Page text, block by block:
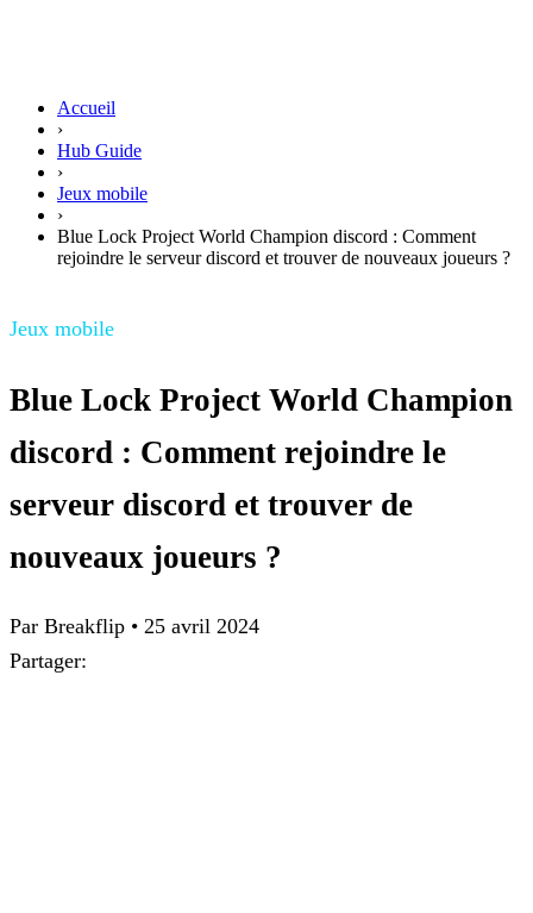
Accueil
›
Hub Guide
›
Jeux mobile
›
Blue Lock Project World Champion discord : Comment
rejoindre le serveur discord et trouver de nouveaux joueurs ?
Jeux mobile
Blue Lock Project World Champion
discord : Comment rejoindre le
serveur discord et trouver de
nouveaux joueurs ?
Par Breakflip • 25 avril 2024
Partager: